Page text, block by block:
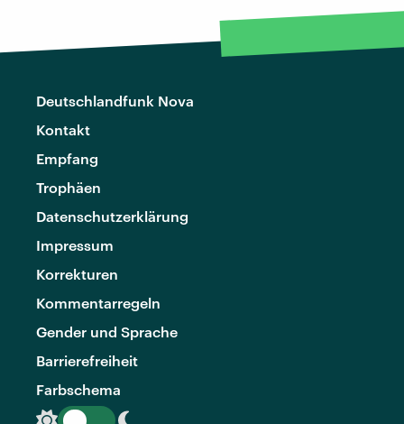
Deutschlandfunk Nova
Kontakt
Empfang
Trophäen
Datenschutzerklärung
Impressum
Korrekturen
Kommentarregeln
Gender und Sprache
Barrierefreiheit
Farbschema